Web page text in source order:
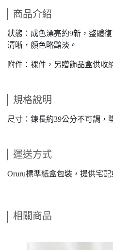
商品介紹
狀態：成色漂亮約9新，整體
清晰，顏色略黯淡。
附件：裸件，另贈飾品盒供收
規格說明
尺寸：鍊長約39公分不可調，
運送方式
Oruru標準紙盒包裝，提供宅配
相關商品